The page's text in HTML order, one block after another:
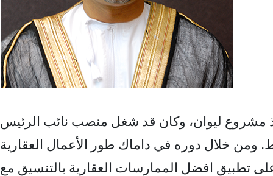
مشروع ليوان، وكان قد شغل منصب نائب الرئيس
ومن خلال دوره في داماك طور الأعمال العقارية
على تطبيق افضل الممارسات العقارية بالتنسيق مع